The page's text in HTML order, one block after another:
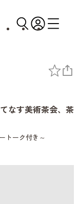
なす美術茶会、茶
トーク付き～